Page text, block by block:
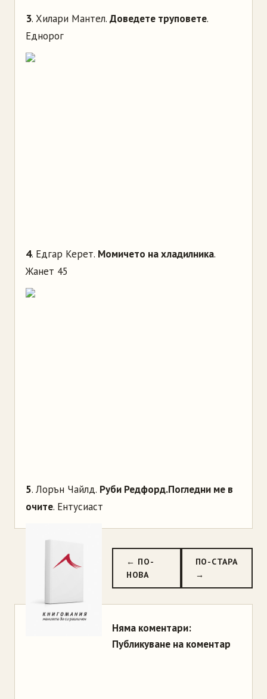
3. Хилари Мантел. Доведете труповете.
Еднорог
4. Едгар Керет. Момичето на хладилника.
Жанет 45
5. Лорън Чайлд. Руби Редфорд.Погледни ме в
очите. Ентусиаст
← ПО-
НОВА
ПО-СТАРА
→
Няма коментари:
Публикуване на коментар